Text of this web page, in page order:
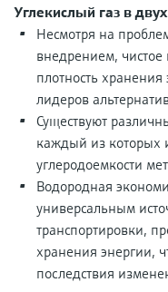
эксплуатации,
продукты и данные о
Поиск запасных
Найти запасные части по
продукту, коду заказа
номеру
решений
Углекислый газ в
Несмотря на
внедрением,
плотность
лидеров
Существуют
каждый из которых
углеродоемкости
Водородная
универсальным
транспортировки,
хранения энергии,
последствия